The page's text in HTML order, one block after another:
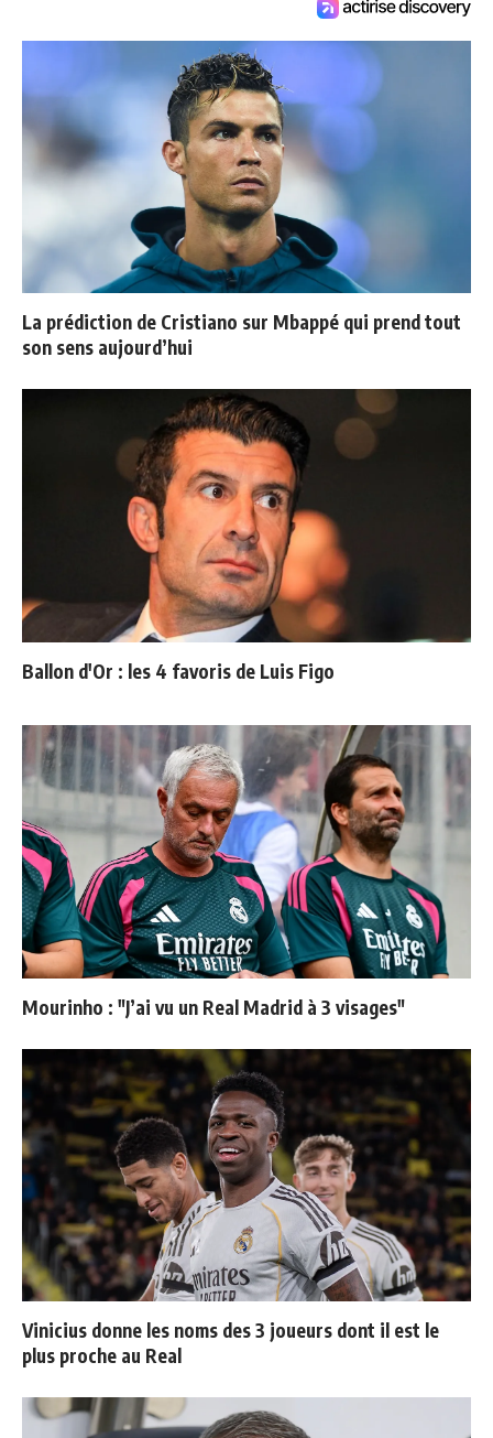
La prédiction de Cristiano sur Mbappé qui prend tout
son sens aujourd’hui
Ballon d'Or : les 4 favoris de Luis Figo
Mourinho : "J’ai vu un Real Madrid à 3 visages"
Vinicius donne les noms des 3 joueurs dont il est le
plus proche au Real